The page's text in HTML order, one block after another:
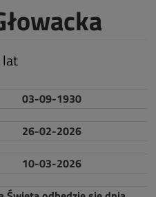
lat
03-09-1930
26-02-2026
10-03-2026